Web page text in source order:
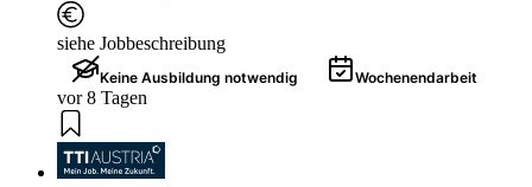
siehe Jobbeschreibung
Keine Ausbildung notwendig Wochenendarbeit
vor 8 Tagen